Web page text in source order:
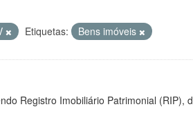
Etiquetas: Bens imóveis
Registro Imobiliário Patrimonial (RIP),